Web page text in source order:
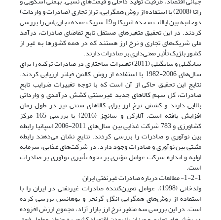
راتا (2008) با استفاده از روش همگرایی، تراز تجاری (صادرات و واردات)
دو‌جانبه بین ایالات متحده آمریکا و 19 شریک عمده تجاری‌اش را بررسی
کردند. در این تحقیق متغیرهای مستقل تابع تقاضای صادرات، درآمد
ملی شریک‌های تجاری و نرخ ارز هستند که در همه کشورها به غیر از
کشور بلژیک تأثیر معنی‌داری بر صادرات دارند.
سایگیلی و سایگیلی (2011) تغییرات ساختاری در صادرات ترکیه را برای
سال‌های 2006-1982 با استفاده از روش کالمن فیلتر ارزیابی کردند.
نتایج این تحقیق حاکی از آن است که با توجه تغییرات ضرایب تابع
صادرات، کل سهم کالاهای جدید غیرسنتی کشش درآمدی و وارداتی
بالایی دارند و کشش نرخ ارز برای کالاهای سنتی نیز در طول زمان
افزایش یافته است. آلارکن و سانچز (2016) با بررسی 165 مرکز
کشاورزی و 783 شرکت غذایی بین سال‌های 2011-2006 اسپانیا رابطه
بین نوآوری و صادرات را بررسی کردند. نتایج نشان می‌دهند رابطه
مثبتی بین نوآوری و صادرات وجود دارد. در شرکت‌های غذایی، سرمایه
اولیه و اندازه شرکت عوامل مؤثری بر نحوه تأثیری نوآوری بر صادرات
است.
1-2-1- مطالعات درباره صادرات غیرنفتی ایران
ولدخانی (1998)، عوامل تعیین‌کننده صادرات غیر‌نفتی در ایران را با
استفاده از روش‌های همگرایی انگل گرنجر و یوهانسن بررسی کرده
است. در این بررسی سه متغیر نرخ ارز بازار آزاد، مجموع ارزش افزوده